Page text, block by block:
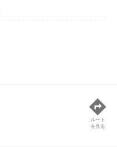
ルート
を見る